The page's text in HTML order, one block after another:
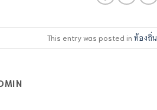
This entry was posted inท้องถิ่น